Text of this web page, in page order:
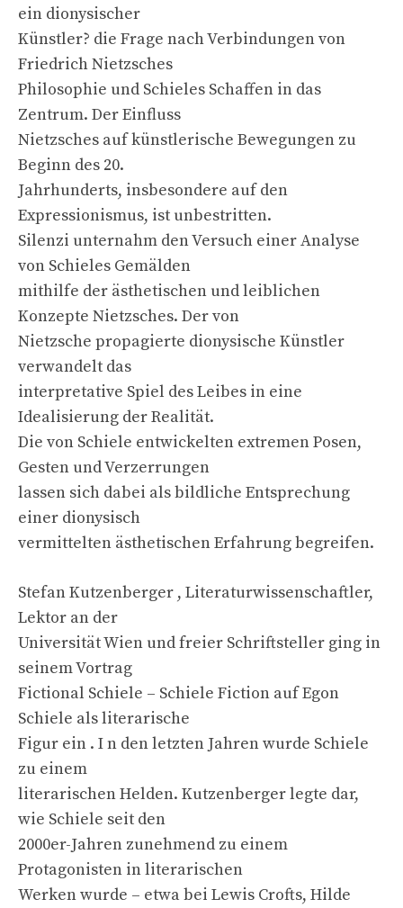
ein dionysischer
Künstler? die Frage nach Verbindungen von
Friedrich Nietzsches
Philosophie und Schieles Schaffen in das
Zentrum. Der Einfluss
Nietzsches auf künstlerische Bewegungen zu
Beginn des 20.
Jahrhunderts, insbesondere auf den
Expressionismus, ist unbestritten.
Silenzi unternahm den Versuch einer Analyse
von Schieles Gemälden
mithilfe der ästhetischen und leiblichen
Konzepte Nietzsches. Der von
Nietzsche propagierte dionysische Künstler
verwandelt das
interpretative Spiel des Leibes in eine
Idealisierung der Realität.
Die von Schiele entwickelten extremen Posen,
Gesten und Verzerrungen
lassen sich dabei als bildliche Entsprechung
einer dionysisch
vermittelten ästhetischen Erfahrung begreifen.
Stefan Kutzenberger , Literaturwissenschaftler,
Lektor an der
Universität Wien und freier Schriftsteller ging in
seinem Vortrag
Fictional Schiele – Schiele Fiction auf Egon
Schiele als literarische
Figur ein . I n den letzten Jahren wurde Schiele
zu einem
literarischen Helden. Kutzenberger legte dar,
wie Schiele seit den
2000er-Jahren zunehmend zu einem
Protagonisten in literarischen
Werken wurde – etwa bei Lewis Crofts, Hilde